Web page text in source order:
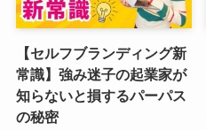
【セルフブランディング新
常識】強み迷子の起業家が
知らないと損するパーパス
の秘密